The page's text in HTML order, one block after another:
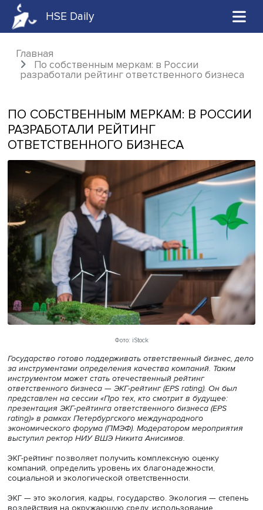
HSE Daily
Главная
По собственным меркам: в России
ПО СОБСТВЕННЫМ МЕРКАМ: В
РАЗРАБОТАЛИ РЕЙТИНГ
ОТВЕТСТВЕННОГО БИЗНЕСА
Фото: iStock
Государство готово поддерживать ответственный
за инструментами определения качества компаний.
инструментом может стать отечественный рейтинг
ответственного бизнеса — ЭКГ-рейтинг (EPS rating). Он
представлен на сессии «Про тех, кто смотрит в будущее:
презентацияЭКГ-рейтинга ответственного бизнеса (EPS
rating)»в рамках Петербургского международного
выступил ректор НИУ ВШЭ Никита Анисимов.